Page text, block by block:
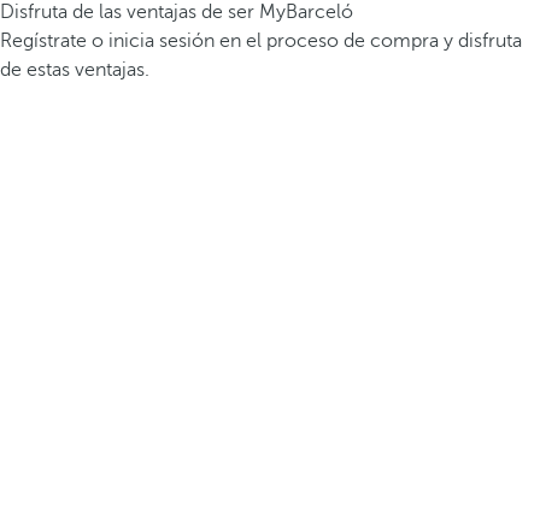
Disfruta de las ventajas de ser MyBarceló
Regístrate o inicia sesión en el proceso de compra y disfruta
de estas ventajas.